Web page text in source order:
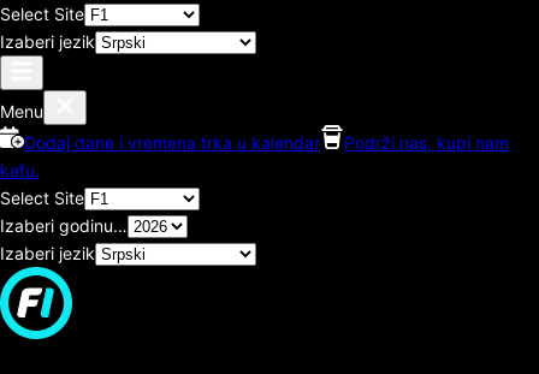
Select Site
Izaberi jezik
Menu
Dodaj dane i vremena trka u kalendar
Podrži nas, kupi nam
kafu.
Select Site
Izaberi godinu…
Izaberi jezik